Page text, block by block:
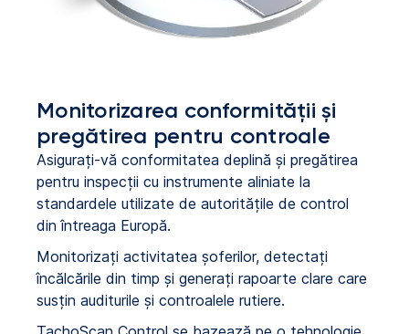
Monitorizarea conformității și
pregătirea pentru controale
Asigurați-vă conformitatea deplină și pregătirea
pentru inspecții cu instrumente aliniate la
standardele utilizate de autoritățile de control
din întreaga Europă.
Monitorizați activitatea șoferilor, detectați
încălcările din timp și generați rapoarte clare care
susțin auditurile și controalele rutiere.